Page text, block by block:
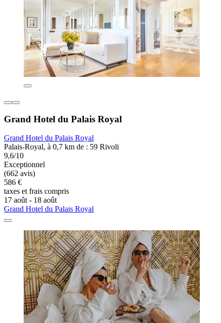
Grand Hotel du Palais Royal
Grand Hotel du Palais Royal
Palais-Royal, à 0,7 km de : 59 Rivoli
9,6/10
Exceptionnel
(662 avis)
586 €
taxes et frais compris
17 août - 18 août
Grand Hotel du Palais Royal